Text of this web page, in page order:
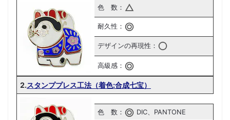
色 数：
耐久性：
デザインの再現性：
高級感：
2.スタンププレス工法（着色:合成七宝）
色 数： DIC、PANTONE